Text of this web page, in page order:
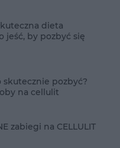
dieta
jeść, by pozbyć się
skutecznie pozbyć?
na cellulit
zabiegi na CELLULIT